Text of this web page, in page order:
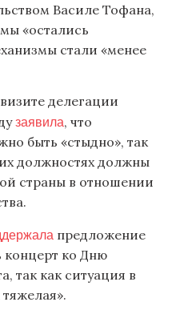
Василе Тофана,
«остались
стали «менее
делегации
заявила, что
быть «стыдно», так
должностях должны
страны в отношении
предложение
концерт ко Дню
так как ситуация в